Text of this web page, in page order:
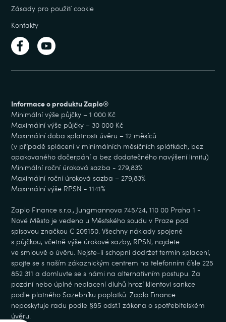
Zásady pro použití cookie
Kontakty
Informace o produktu Zaplo®
Minimální výše půjčky – 1 000 Kč
Maximální výše půjčky – 30 000 Kč
Maximální doba splatnosti úvěru – 12 měsíců
(v případě splácení v minimálních měsíčních splátkách, bez
opakovaného dočerpání a bez dodatečného navýšení limitu)
Minimální roční úroková sazba - 279,83%
Maximální roční úroková sazba – 279,83%
Maximální výše RPSN - 1141%
Zaplo Finance s.r.o., Jungmannova 745/24, 110 00 Praha 1 -
Nové Město je vedeno u Městského soudu v Praze pod
spisovou značkou C 205150. Všechny náklady spojené
s půjčkou, včetně výše úrokové sazby, RPSN, najdete
ve smlouvě o úvěru. Nejste-li schopni dodržet termín splacení,
spojte se s naším zákaznickým centrem na telefonním čísle 225
852 311 a domluvte se s námi na alternativním postupu. Za
pozdní nebo úplné neplacení dluhů hrozí klientovi sankce
podle platného Sazebníku poplatků. Zaplo Finance
neposkytuje radu podle §85 odst.1 zákona o spotřebitelském
úvěru.